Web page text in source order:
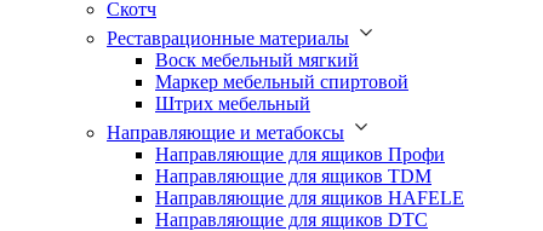
Скотч
Реставрационные материалы
Воск мебельный мягкий
Маркер мебельный спиртовой
Штрих мебельный
Направляющие и метабоксы
Направляющие для ящиков Профи
Направляющие для ящиков TDM
Направляющие для ящиков HAFELE
Направляющие для ящиков DTC